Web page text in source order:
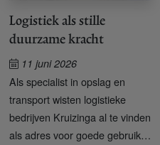
Logistiek als stille
duurzame kracht
11 juni 2026
Als specialist in opslag en
transport wisten logistieke
bedrijven Kruizinga al te vinden
als adres voor goede gebruikte